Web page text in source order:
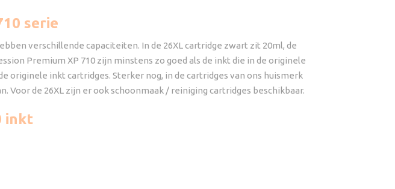
serie
verschillende capaciteiten. In de 26XL cartridge zwart zit 20ml, de
Premium XP 710 zijn minstens zo goed als de inkt die in de originele
originele inkt cartridges. Sterker nog, in de cartridges van ons huismerk
de 26XL zijn er ook schoonmaak / reiniging cartridges beschikbaar.
inkt